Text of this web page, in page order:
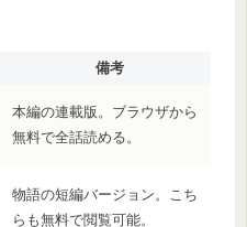
備考
本編の連載版。ブラウザから
無料で全話読める。
物語の短編バージョン。こち
らも無料で閲覧可能。